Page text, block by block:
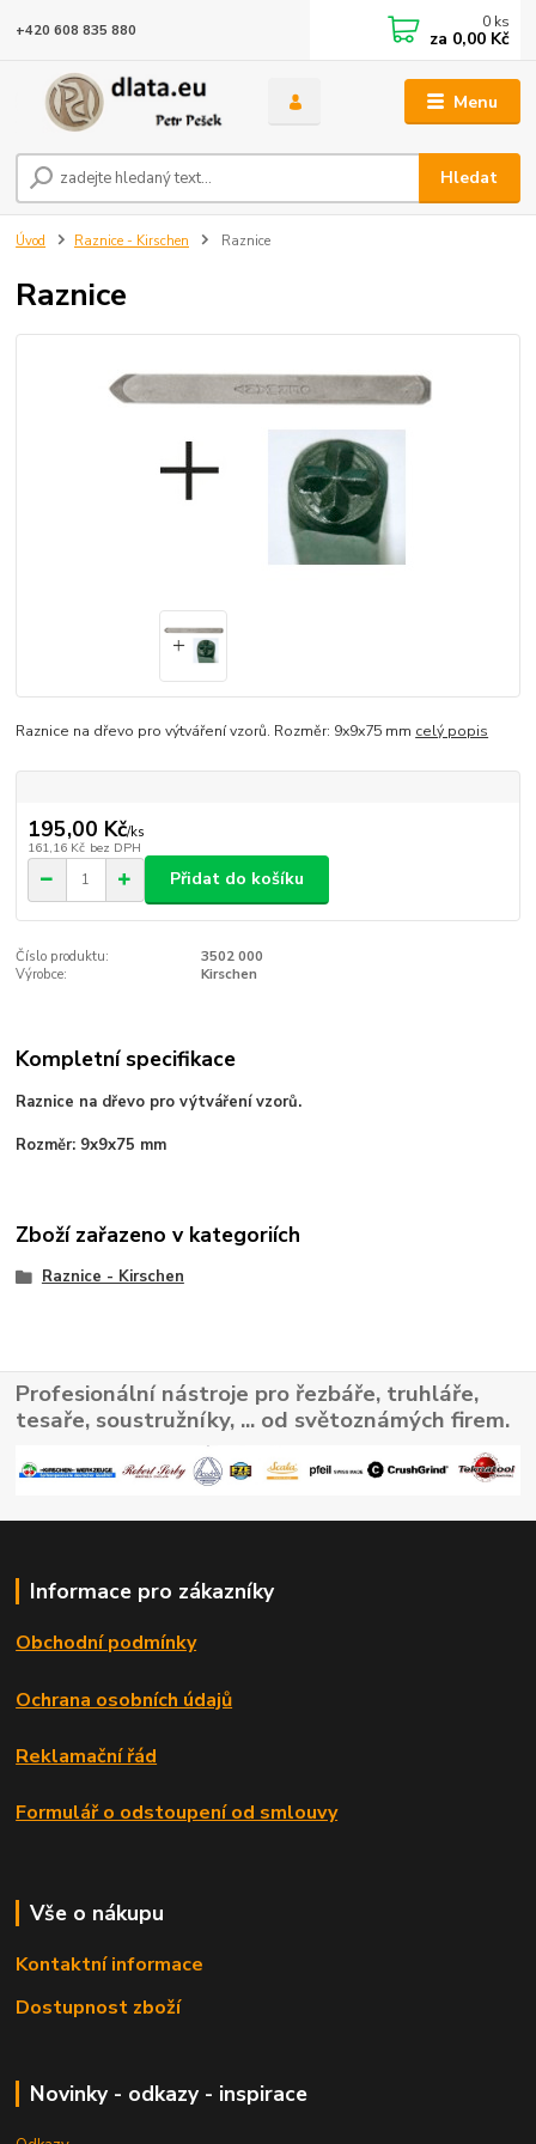
Menu
Hledat
+420 608 835 880 0 ks
za 0,00 Kč
Úvod Raznice - Kirschen Raznice
Raznice
Raznice na dřevo pro výtváření vzorů. Rozměr: 9x9x75 mm celý popis
195,00 Kč/ks
161,16 Kč bez DPH
Přidat do košíku
Číslo produktu:
3502 000
Výrobce:
Kirschen
Kompletní specifikace
Raznice na dřevo pro výtváření vzorů.
Rozměr: 9x9x75 mm
Zboží zařazeno v kategoriích
Raznice - Kirschen
Profesionální nástroje pro řezbáře, truhláře,
tesaře, soustružníky, ... od světoznámých firem.
Informace pro zákazníky
Obchodní podmínky
Ochrana osobních údajů
Reklamační řád
Formulář o odstoupení od smlouvy
Vše o nákupu
Kontaktní informace
Dostupnost zboží
Novinky - odkazy - inspirace